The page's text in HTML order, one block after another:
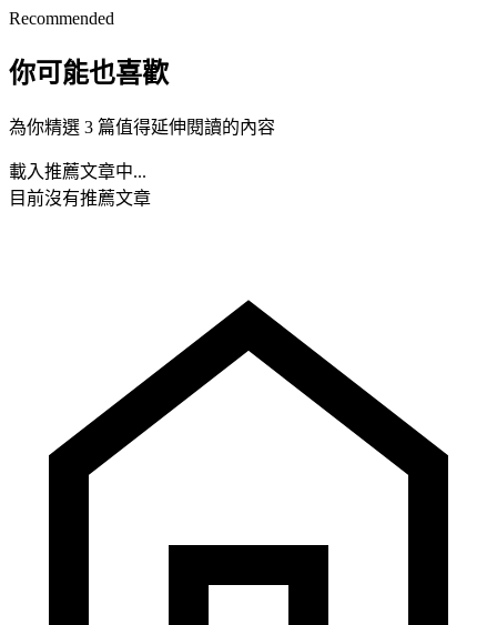
Recommended
你可能也喜歡
為你精選 3 篇值得延伸閱讀的內容
載入推薦文章中...
目前沒有推薦文章